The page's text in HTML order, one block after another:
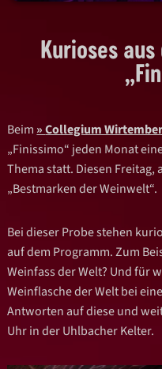
Kurioses
Beim Collegium
„Finissimo“ jeden Monat
Thema statt. Diesen Freitag,
„Bestmarken der Weinwelt“.
Bei dieser Probe stehen
auf dem Programm. Zum
Weinfass der Welt? Und für
Weinflasche der Welt bei
Antworten auf diese und
Uhr in der Uhlbacher Kelter.